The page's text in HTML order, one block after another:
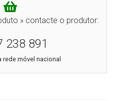
» contacte o produtor:
238 891
rede móvel nacional